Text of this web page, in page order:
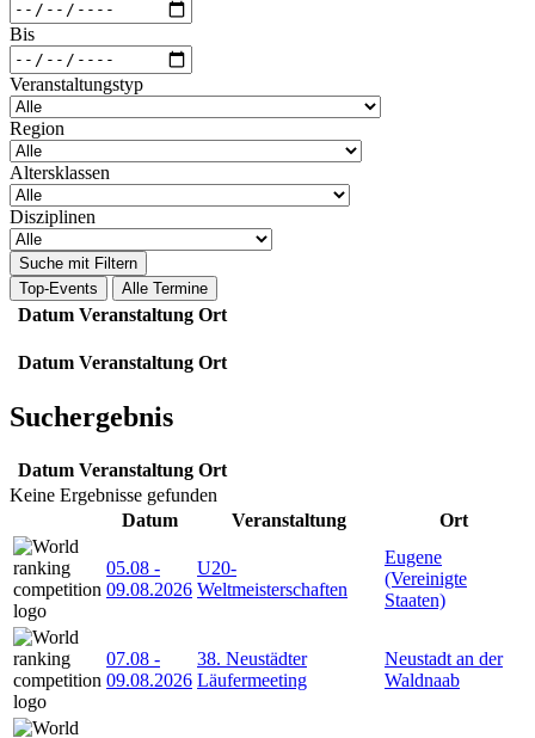
Bis
Veranstaltungstyp
Region
Altersklassen
Disziplinen
Suche mit Filtern
Top-Events
Alle Termine
Datum Veranstaltung Ort
Datum Veranstaltung Ort
Suchergebnis
Datum Veranstaltung Ort
Keine Ergebnisse gefunden
Datum
Veranstaltung Ort
05.08 -
09.08.2026
U20-
Weltmeisterschaften
Eugene
(Vereinigte
Staaten)
07.08 -
09.08.2026
38. Neustädter
Läufermeeting
Neustadt an der
Waldnaab